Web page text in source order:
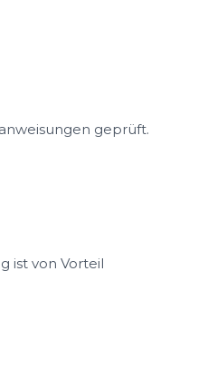
geprüft.
ist von Vorteil